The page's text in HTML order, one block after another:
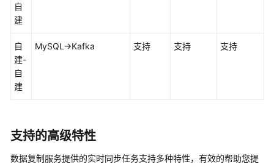
自
建
自
建-
自
建
MySQL->Kafka 支持 支持 支持
支持的高级特性
数据复制服务提供的实时同步任务支持多种特性，有效的帮助您提